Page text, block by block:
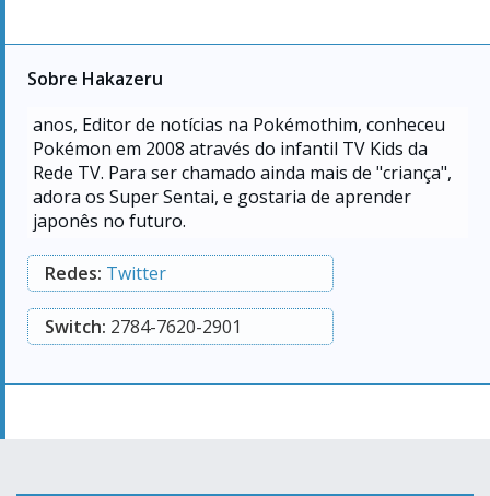
Sobre Hakazeru
anos, Editor de notícias na Pokémothim, conheceu
Pokémon em 2008 através do infantil TV Kids da
Rede TV. Para ser chamado ainda mais de "criança",
adora os Super Sentai, e gostaria de aprender
japonês no futuro.
Redes: Twitter
Switch: 2784-7620-2901